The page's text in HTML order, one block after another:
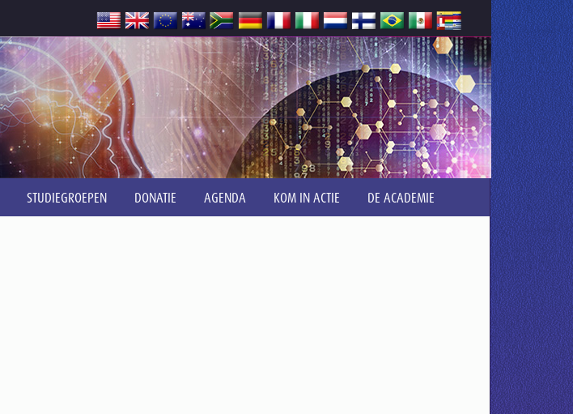
STUDIEGROEPEN DONATIE AGENDA KOM IN ACTIE DE ACADEMIE